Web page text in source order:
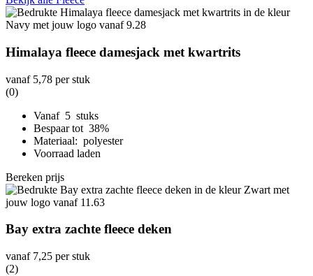
Himalaya fleece damesjack met kwartrits
vanaf 5,78 per stuk
(0)
Vanaf 5 stuks
Bespaar tot 38%
Materiaal: polyester
Voorraad laden
Bereken prijs
Bay extra zachte fleece deken
vanaf 7,25 per stuk
(2)